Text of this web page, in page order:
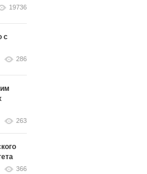
19736
с
286
263
366